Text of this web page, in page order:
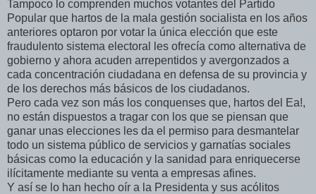
Tampoco lo comprenden muchos votantes del Partido
Popular que hartos de la mala gestión socialista en los años
anteriores optaron por votar la única elección que este
fraudulento sistema electoral les ofrecía como alternativa de
gobierno y ahora acuden arrepentidos y avergonzados a
cada concentración ciudadana en defensa de su provincia y
de los derechos más básicos de los ciudadanos.
Pero cada vez son más los conquenses que, hartos del Ea!,
no están dispuestos a tragar con los que se piensan que
ganar unas elecciones les da el permiso para desmantelar
todo un sistema público de servicios y garnatías sociales
básicas como la educación y la sanidad para enriquecerse
ilícitamente mediante su venta a empresas afines.
Y así se lo han hecho oír a la Presidenta y sus acólitos